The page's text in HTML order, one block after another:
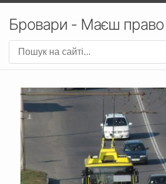
Бровари - Маєш право